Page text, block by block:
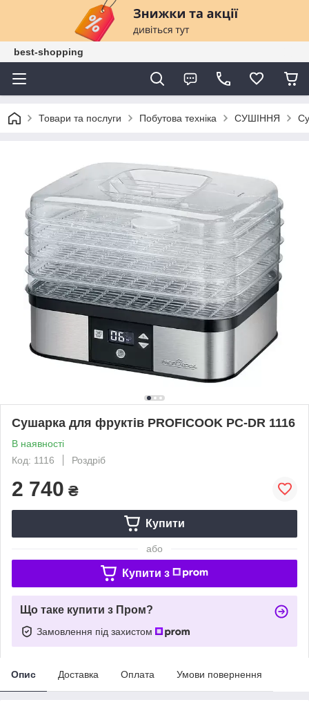
best-shopping
Товари та послуги Побутова техніка СУШІННЯ
Сушарка для фруктів PROFICOOK PC-DR 1116
В наявності
Код: 1116
Роздріб
2 740 ₴
Купити
або
Купити з
Що таке купити з Пром?
Замовлення під захистом
Опис Доставка Оплата Умови повернення